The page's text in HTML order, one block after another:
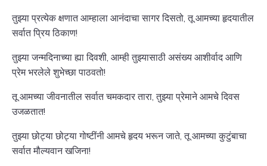
तुझ्या प्रत्येक क्षणात आम्हाला आनंदाचा सागर दिसतो, तू आमच्या हृदयातील
सर्वात प्रिय ठिकाण!
तुझ्या जन्मदिनाच्या ह्या दिवशी, आम्ही तुझ्यासाठी असंख्य आशीर्वाद आणि
प्रेम भरलेले शुभेच्छा पाठवतो!
तू आमच्या जीवनातील सर्वात चमकदार तारा, तुझ्या प्रेमाने आमचे दिवस
उजळतात!
तुझ्या छोट्या छोट्या गोष्टींनी आमचे हृदय भरून जाते, तू आमच्या कुटुंबाचा
सर्वात मौल्यवान खजिना!